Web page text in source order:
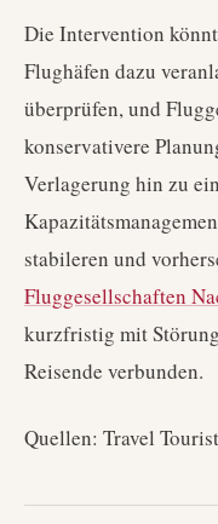
Die Intervention
Flughäfen dazu
überprüfen, und
konservativere
Verlagerung hin zu
stabileren und
Fluggesellschaften
kurzfristig mit
Reisende verbunden.
Quellen: Travel